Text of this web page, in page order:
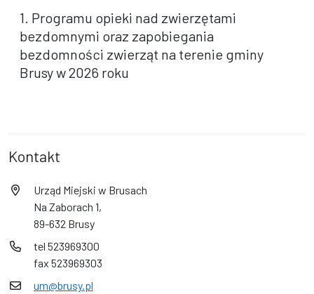
1. Programu opieki nad zwierzętami
bezdomnymi oraz zapobiegania
bezdomności zwierząt na terenie gminy
Brusy w 2026 roku
Kontakt
Urząd Miejski w Brusach
Na Zaborach 1,
89-632 Brusy
tel 523969300
fax 523969303
um@brusy.pl